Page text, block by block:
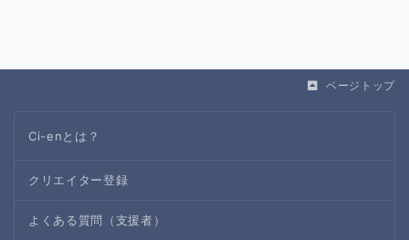
ページトップ
Ci-enとは？
クリエイター登録
よくある質問（支援者）